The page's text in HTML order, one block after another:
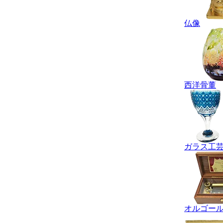
仏像
西洋骨董
ガラス工
オルゴー